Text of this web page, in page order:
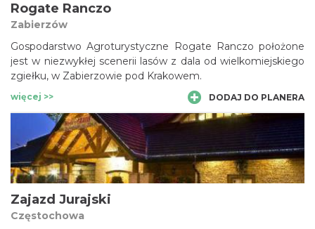
Rogate Ranczo
Zabierzów
Gospodarstwo Agroturystyczne Rogate Ranczo położone
jest w niezwykłej scenerii lasów z dala od wielkomiejskiego
zgiełku, w Zabierzowie pod Krakowem.
więcej >> DODAJ DO PLANERA
Zajazd Jurajski
Częstochowa